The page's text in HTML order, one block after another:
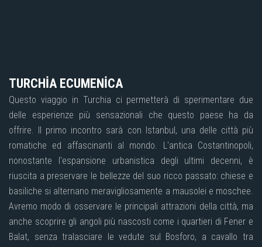
TURCHİA ECUMENİCA
Questo viaggio in Turchia ci permetterà di sperimentare due
delle esperienze più sensazionali che questo paese ha da
offrire. Il primo incontro sarà con Istanbul, una delle città più
romatiche ed affascinanti al mondo. L'antica Costantinopoli,
nonostante l'espansione urbanistica degli ultimi decenni, è
riuscita a preservare le bellezze del suo ricco passato: chiese e
basiliche si alternano meravigliosamente a mausolei e moschee.
Avremo modo di osservare le principali attrazioni della città, ma
anche scoprire gli angoli più nascosti come i quartieri di Fener e
Balat, senza tralasciare le vedute sul Bosforo, a cavallo tra